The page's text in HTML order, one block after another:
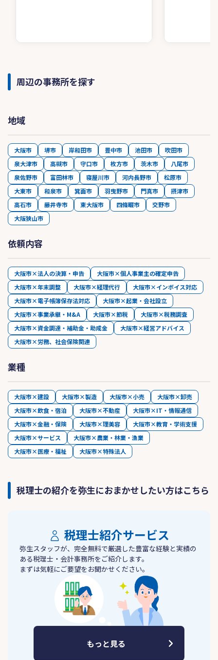
周辺の事務所を探す
地域
大阪市 堺市 岸和田市 豊中市 池田市
吹田市
泉大津市
高槻市 守口市 枚方市 茨木市
八尾市
泉佐野市
富田林市 寝屋川市 河内長野市
松原市
大東市
和泉市 箕面市 羽曳野市 門真市
摂津市
高石市
藤井寺市 東大阪市 四條畷市
交野市
大阪狭山市
依頼内容
大阪市×法人の決算・申告
大阪市×個人事業主の確定申告
大阪市×年末調整
大阪市×経理代行
大阪市×インボイス対応
大阪市×電子帳簿保存法対応
大阪市×起業・会社設立
大阪市×事業承継・M&A
大阪市×節税
大阪市×税務調査
大阪市×資金調達・補助金・助成金
大阪市×経営アドバイス
大阪市×労務、社会保険関連
業種
大阪市×建設 大阪市×製造 大阪市×小売
大阪市×卸売
大阪市×飲食・宿泊
大阪市×不動産
大阪市×IT・情報通信
大阪市×金融・保険
大阪市×理美容
大阪市×教育・学術支援
大阪市×サービス
大阪市×農業・林業・漁業
大阪市×医療・福祉
大阪市×特殊法人
税理士の紹介を弥生におまかせしたい方はこちら
税理士紹介サービス
弥生スタッフが、完全無料で厳選した豊富な経験と実績の
ある税理士・会計事務所をご紹介します。
まずは気軽にご要望をお聞かせください。
もっと見る